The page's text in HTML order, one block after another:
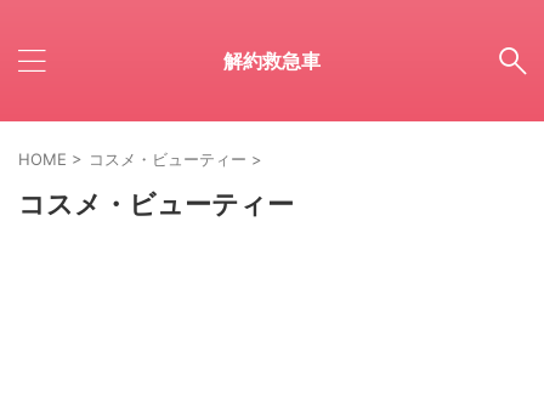
解約救急車
HOME > コスメ・ビューティー >
コスメ・ビューティー